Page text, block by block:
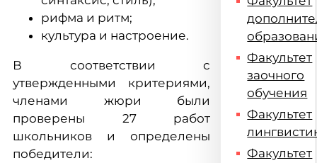
рифма и ритм;
культура и настроение.
В соответствии с
утвержденными критериями,
членами жюри были
проверены 27 работ
школьников и определены
победители:
Факультет
заочного
обучения
Факультет
Факультет